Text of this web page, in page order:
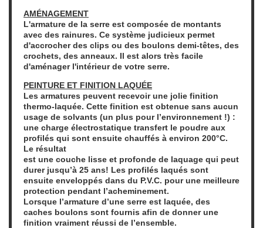
AMÉNAGEMENT
L'armature de la serre est composée de montants
avec des rainures. Ce système judicieux permet
d'accrocher des clips ou des boulons demi-têtes, des
crochets, des anneaux. Il est alors très facile
d'aménager l'intérieur de votre serre.
PEINTURE ET FINITION LAQUÉE
Les armatures peuvent recevoir une jolie finition
thermo-laquée. Cette finition est obtenue sans aucun
usage de solvants (un plus pour l’environnement !) :
une charge électrostatique transfert le poudre aux
profilés qui sont ensuite chauffés à environ 200°C.
Le résultat
est une couche lisse et profonde de laquage qui peut
durer jusqu’à 25 ans! Les profilés laqués sont
ensuite enveloppés dans du P.V.C. pour une meilleure
protection pendant l’acheminement.
Lorsque l’armature d’une serre est laquée, des
caches boulons sont fournis afin de donner une
finition vraiment réussi de l’ensemble.